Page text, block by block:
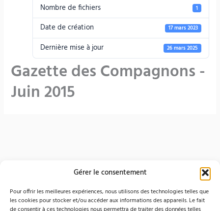
Gérer le consentement
Pour offrir les meilleures expériences, nous utilisons des technologies telles que
les cookies pour stocker et/ou accéder aux informations des appareils. Le fait
Nombre de fichiers 1
Date de création 17 mars 2023
Dernière mise à jour 26 mars 2025
Gazette des Compagnons -
Juin 2015
Ordre des Compagnons04 74 60 info@compagnons-du- F
I